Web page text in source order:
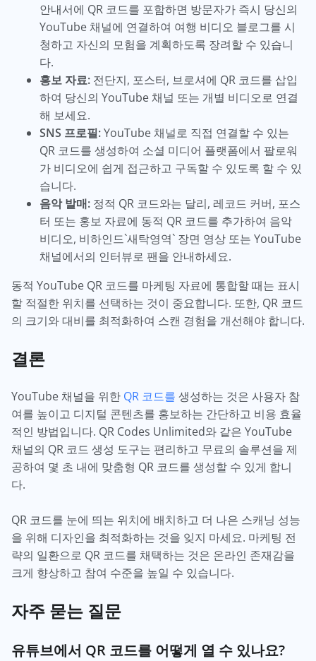
안내서에 QR 코드를 포함하면 방문자가 즉시 당신의
YouTube 채널에 연결하여 여행 비디오 블로그를 시
청하고 자신의 모험을 계획하도록 장려할 수 있습니
다.
홍보 자료: 전단지, 포스터, 브로셔에 QR 코드를 삽입
하여 당신의 YouTube 채널 또는 개별 비디오로 연결
해 보세요.
SNS 프로필:YouTube 채널로 직접 연결할 수 있는
QR 코드를 생성하여 소셜 미디어 플랫폼에서 팔로워
가 비디오에 쉽게 접근하고 구독할 수 있도록 할 수 있
습니다.
음악 발매: 정적 QR 코드와는 달리, 레코드 커버, 포스
터 또는 홍보 자료에 동적 QR 코드를 추가하여 음악
비디오, 비하인드`새탁영역` 장면 영상 또는 YouTube
채널에서의 인터뷰로 팬을 안내하세요.
동적 YouTube QR 코드를 마케팅 자료에 통합할 때는 표시
할 적절한 위치를 선택하는 것이 중요합니다. 또한, QR 코드
의 크기와 대비를 최적화하여 스캔 경험을 개선해야 합니다.
결론
YouTube 채널을 위한 QR 코드를 생성하는 것은 사용자 참
여를 높이고 디지털 콘텐츠를 홍보하는 간단하고 비용 효율
적인 방법입니다. QR Codes Unlimited와 같은 YouTube
채널의 QR 코드 생성 도구는 편리하고 무료의 솔루션을 제
공하여 몇 초 내에 맞춤형 QR 코드를 생성할 수 있게 합니
다.
QR 코드를 눈에 띄는 위치에 배치하고 더 나은 스캐닝 성능
을 위해 디자인을 최적화하는 것을 잊지 마세요. 마케팅 전
략의 일환으로 QR 코드를 채택하는 것은 온라인 존재감을
크게 향상하고 참여 수준을 높일 수 있습니다.
자주 묻는 질문
유튜브에서 QR 코드를 어떻게 열 수 있나요?